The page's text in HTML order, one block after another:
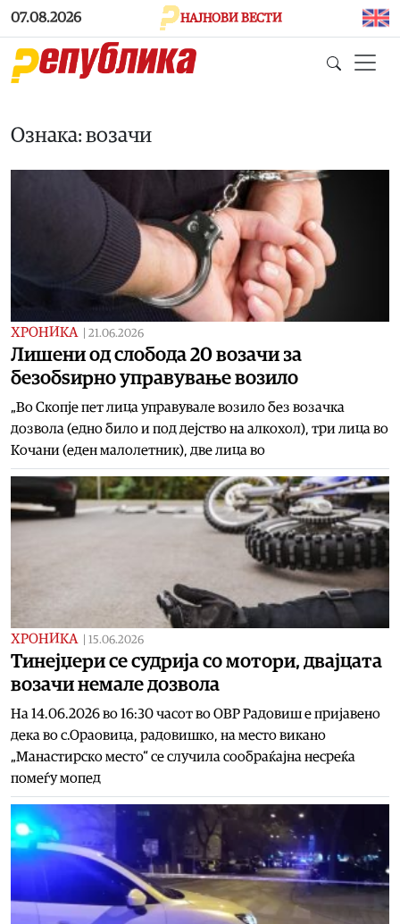
Skip to main content
07.08.2026 НАЈНОВИ ВЕСТИ
Ознака: возачи
ХРОНИКА 21.06.2026
Лишени од слобода 20 возачи за
безобѕирно управување возило
„Во Скопје пет лица управувале возило без возачка
дозвола (едно било и под дејство на алкохол), три лица во
Кочани (еден малолетник), две лица во
ХРОНИКА 15.06.2026
Тинејџери се судрија со мотори, двајцата
возачи немале дозвола
На 14.06.2026 во 16:30 часот во ОВР Радовиш е пријавено
дека во с.Ораовица, радовишко, на место викано
„Манастирско место“ се случила сообраќајна несреќа
помеѓу мопед